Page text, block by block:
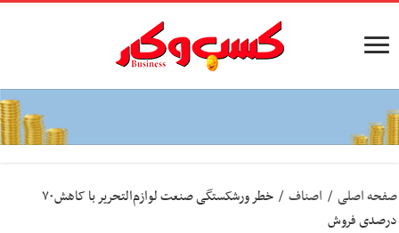
صفحه اصلی / اصناف /
خطر ورشکستگی صنعت لوازم‌التحریر با کاهش۷۰
درصدی فروش